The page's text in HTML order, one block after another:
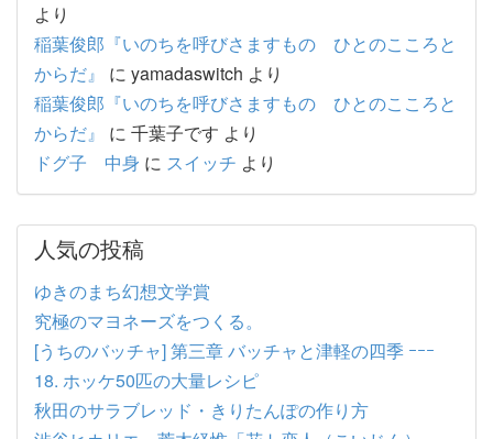
より
稲葉俊郎『いのちを呼びさますもの ひとのこころと
からだ』
に yamadaswitch より
稲葉俊郎『いのちを呼びさますもの ひとのこころと
からだ』
に 千葉子です より
ドグ子 中身 に スイッチ より
人気の投稿
ゆきのまち幻想文学賞
究極のマヨネーズをつくる。
[うちのバッチャ] 第三章 バッチャと津軽の四季 ｰｰｰ
18. ホッケ50匹の大量レシピ
秋田のサラブレッド・きりたんぽの作り方